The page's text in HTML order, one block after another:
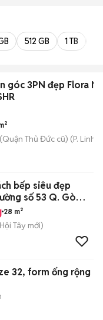
512 GB 1 TB
góc 3PN đẹp Flora
Thủ Đức cũ) (P. Linh
bếp siêu đẹp
số 53 Q. Gò
28 m²
Tây mới)
32, form ống rộng